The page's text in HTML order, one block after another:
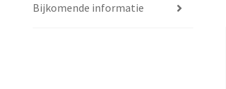
Bijkomende informatie